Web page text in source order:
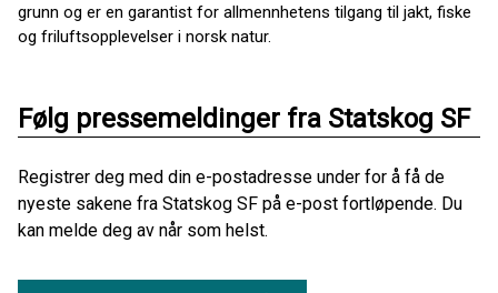
grunn og er en garantist for allmennhetens tilgang til jakt, fiske
og friluftsopplevelser i norsk natur.
Følg pressemeldinger fra Statskog SF
Registrer deg med din e-postadresse under for å få de
nyeste sakene fra Statskog SF på e-post fortløpende. Du
kan melde deg av når som helst.